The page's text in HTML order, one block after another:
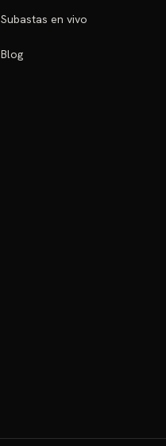
Subastas en vivo
Blog